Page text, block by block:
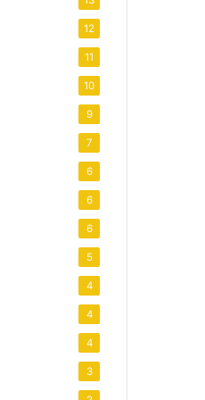
12
11
10
9
7
6
6
6
5
4
4
4
3